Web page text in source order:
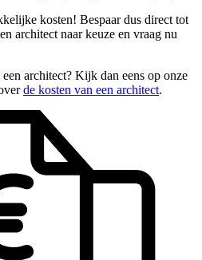
kosten! Bespaar dus direct tot
architect naar keuze en vraag nu
architect? Kijk dan eens op onze
de kosten van een architect.